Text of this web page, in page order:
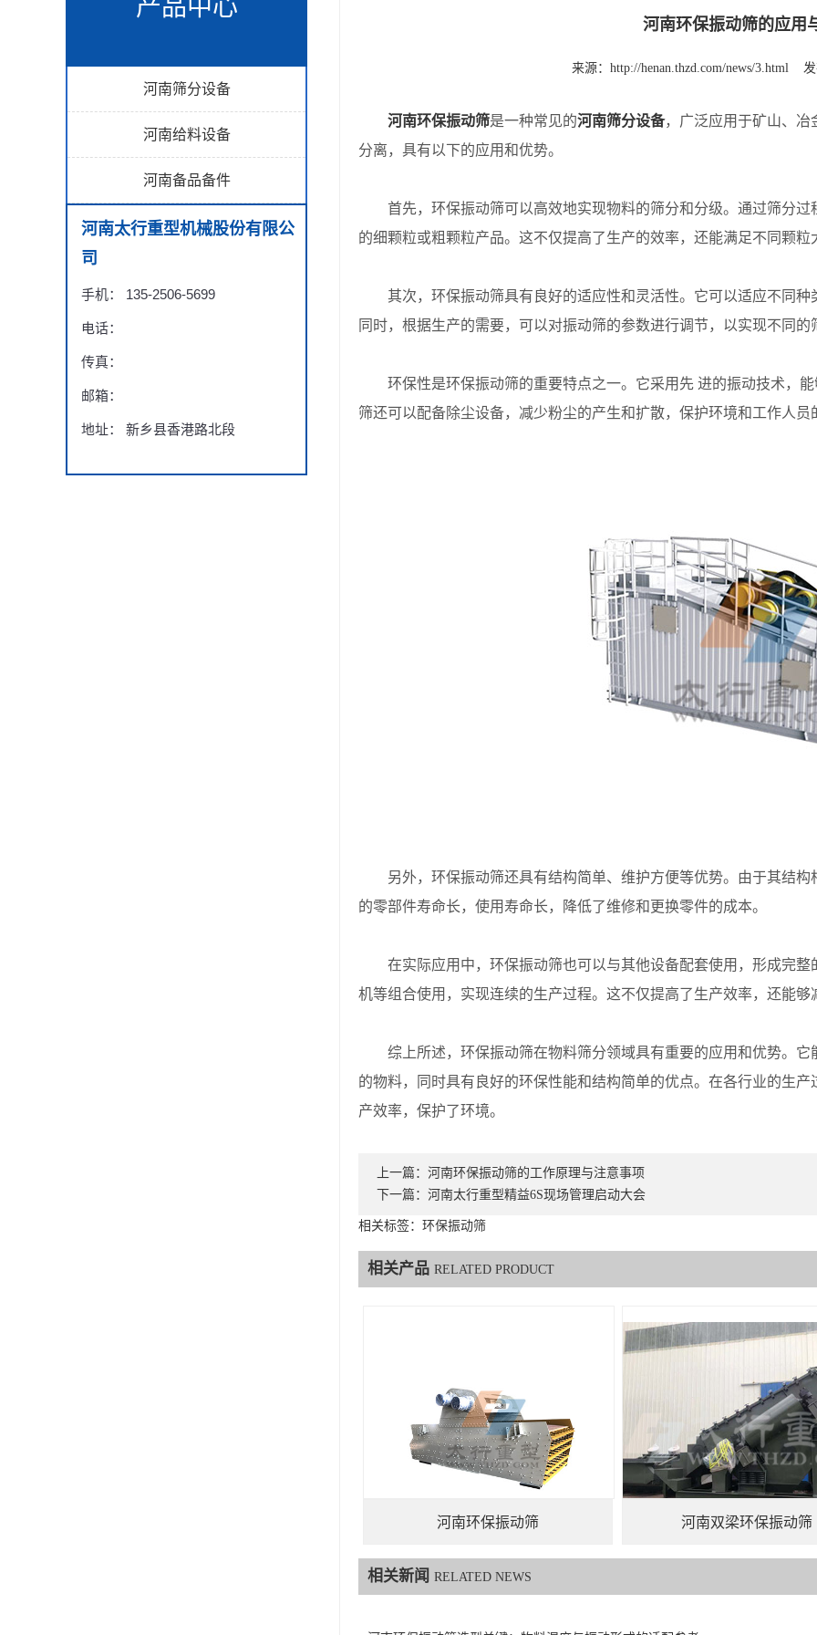
产品中心
河南筛分设备
河南给料设备
河南备品备件
河南太行重型机械股份有限公
司
手机： 135-2506-5699
电话：
传真：
邮箱：
地址： 新乡县香港路北段
河南环保振动筛的应用
来源： http://henan.thzd.com/news/3.html
河南环保振动筛是一种常见的河南筛分设备，广泛应用于矿山、冶
分离，具有以下的应用和优势。
首先，环保振动筛可以高效地实现物料的筛分和分级。通过筛分过
的细颗粒或粗颗粒产品。这不仅提高了生产的效率，还能满足不同颗粒
其次，环保振动筛具有良好的适应性和灵活性。它可以适应不同种
同时，根据生产的需要，可以对振动筛的参数进行调节，以实现不同的
环保性是环保振动筛的重要特点之一。它采用先 进的振动技术，能
筛还可以配备除尘设备，减少粉尘的产生和扩散，保护环境和工作人员
另外，环保振动筛还具有结构简单、维护方便等优势。由于其结构
的零部件寿命长，使用寿命长，降低了维修和更换零件的成本。
在实际应用中，环保振动筛也可以与其他设备配套使用，形成完整
机等组合使用，实现连续的生产过程。这不仅提高了生产效率，还能
综上所述，环保振动筛在物料筛分领域具有重要的应用和优势。它
的物料，同时具有良好的环保性能和结构简单的优点。在各行业的生
产效率，保护了环境。
上一篇： 河南环保振动筛的工作原理与注意事项
下一篇： 河南太行重型精益6S现场管理启动大会
相关标签：环保振动筛
相关产品 RELATED PRODUCT
河南环保振动筛 河南双梁环保振动筛
相关新闻 RELATED NEWS